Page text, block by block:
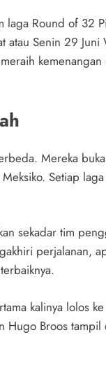
laga Round of 32
Senin 29 Juni
Mereka
Setiap
sekadar tim
perjalanan,
kalinya lolos
Hugo Broos